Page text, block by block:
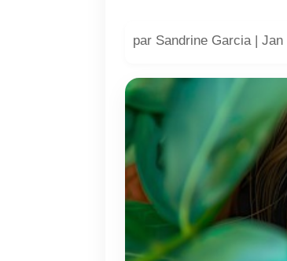
par Sandrine Garcia|Jan